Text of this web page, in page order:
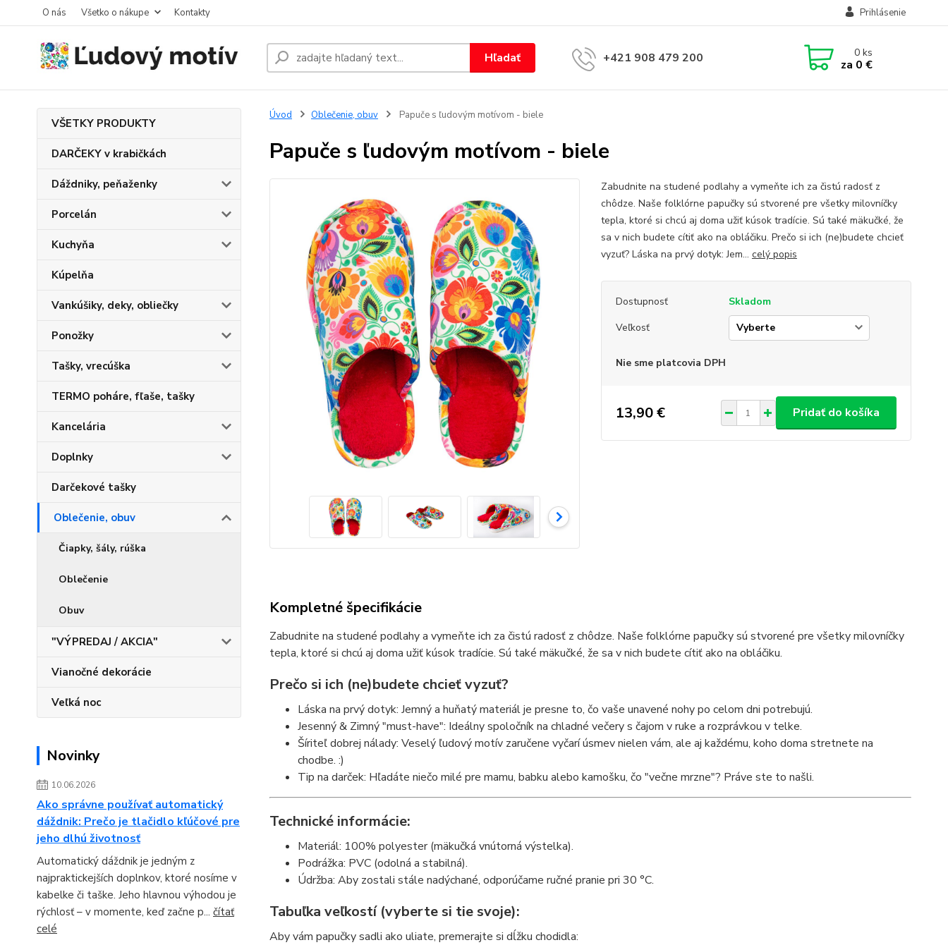
O nás Všetko o nákupe Kontakty Prihlásenie
Hľadať +421 908 479 200 0ks
za 0 €
VŠETKY PRODUKTY
DARČEKY v krabičkách
Dáždniky, peňaženky
Porcelán
Kuchyňa
Kúpelňa
Vankúšiky, deky, obliečky
Ponožky
Tašky, vrecúška
TERMO poháre, fľaše, tašky
Kancelária
Doplnky
Darčekové tašky
Oblečenie, obuv
Čiapky, šály, rúška
Oblečenie
Obuv
"VÝPREDAJ / AKCIA"
Vianočné dekorácie
Veľká noc
Novinky
10.06.2026
Ako správne používať automatický
dáždnik: Prečo je tlačidlo kľúčové pre
jeho dlhú životnosť
Automatický dáždnik je jedným z
najpraktickejších doplnkov, ktoré nosíme v
kabelke či taške. Jeho hlavnou výhodou je
rýchlosť – v momente, keď začne p... čítať
celé
Úvod Oblečenie, obuv Papuče s ľudovým motívom - biele
Papuče s ľudovým motívom - biele
Zabudnite na studené podlahy a vymeňte ich za čistú radosť z
chôdze. Naše folklórne papučky sú stvorené pre všetky milovníčky
tepla, ktoré si chcú aj doma užiť kúsok tradície. Sú také mäkučké, že
sa v nich budete cítiť ako na obláčiku. Prečo si ich (ne)budete chcieť
vyzuť? Láska na prvý dotyk: Jem... celý popis
Dostupnosť
Skladom
Veľkosť
Nie sme platcovia DPH
13,90 € Pridať do košíka
Kompletné špecifikácie
Zabudnite na studené podlahy a vymeňte ich za čistú radosť z chôdze. Naše folklórne papučky sú stvorené pre všetky milovníčky
tepla, ktoré si chcú aj doma užiť kúsok tradície. Sú také mäkučké, že sa v nich budete cítiť ako na obláčiku.
Prečo si ich (ne)budete chcieť vyzuť?
Láska na prvý dotyk: Jemný a huňatý materiál je presne to, čo vaše unavené nohy po celom dni potrebujú.
Jesenný & Zimný "must-have": Ideálny spoločník na chladné večery s čajom v ruke a rozprávkou v telke.
Šíriteľ dobrej nálady: Veselý ľudový motív zaručene vyčarí úsmev nielen vám, ale aj každému, koho doma stretnete na
chodbe. :)
Tip na darček: Hľadáte niečo milé pre mamu, babku alebo kamošku, čo "večne mrzne"? Práve ste to našli.
Technické informácie:
Materiál: 100% polyester (mäkučká vnútorná výstelka).
Podrážka: PVC (odolná a stabilná).
Údržba: Aby zostali stále nadýchané, odporúčame ručné pranie pri 30 °C.
Tabuľka veľkostí (vyberte si tie svoje):
Aby vám papučky sadli ako uliate, premerajte si dĺžku chodidla: